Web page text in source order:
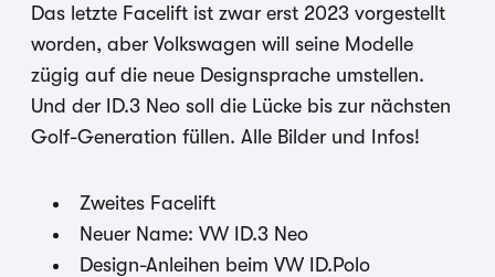
Das letzte Facelift ist zwar erst 2023 vorgestellt
worden, aber Volkswagen will seine Modelle
zügig auf die neue Designsprache umstellen.
Und der ID.3 Neo soll die Lücke bis zur nächsten
Golf-Generation füllen. Alle Bilder und Infos!
Zweites Facelift
Neuer Name: VW ID.3 Neo
Design-Anleihen beim VW ID.Polo